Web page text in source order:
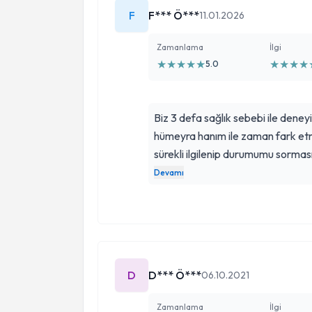
F F*** Ö***11.01.2026
Zamanlama
★★★★★5.0
İlgi
★★★★
Biz 3 defa sağlık sebebi ile
hümeyra hanım ile zaman fark
sürekli ilgilenip durumumu
yapma korkum vardı hemde
çoğalmasını vesile eylesin
iyiki varsınız hümeyra hanım iyiki
Devamı
D D*** Ö***06.10.2021
Zamanlama İlgi